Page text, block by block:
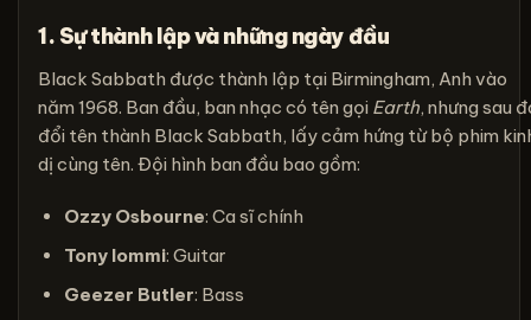
1. Sự thành lập và những ngày đầu
Black Sabbath được thành lập tại Birmingham, Anh vào
năm 1968. Ban đầu, ban nhạc có tên gọi Earth, nhưng sau
đổi tên thành Black Sabbath, lấy cảm hứng từ bộ phim
dị cùng tên. Đội hình ban đầu bao gồm:
Ozzy Osbourne: Ca sĩ chính
Tony Iommi: Guitar
Geezer Butler: Bass